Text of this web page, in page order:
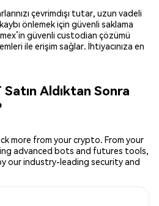
çevrimdışı tutar, uzun vadeli
önlemek için güvenli saklama
güvenli custodian çözümü
ile erişim sağlar. İhtiyacınıza en
Aldıktan Sonra
more from your crypto. From your
advanced bots and futures tools,
our industry-leading security and